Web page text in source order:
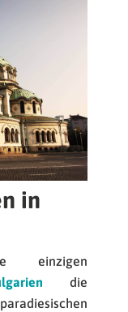
in
einzigen
die